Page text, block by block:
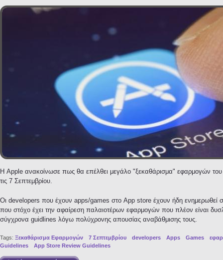
Η Apple ανακοίνωσε πως θα επέλθει μεγάλο "ξεκαθάρισμα" εφαρμογών
τις 7 Σεπτεμβρίου.
Οι developers που έχουν apps/games στο App store έχουν ήδη ενημερωθεί
που στόχο έχει την αφαίρεση παλαιοτέρων εφαρμογών που πλέον είναι
σύγχρονα guidlines λόγω πολύχρονης απουσίας αναβάθμισης τους.
Tags: Ξεκαθάρισμα Εφαρμογών 7 Σεπτεμβρίου developers Apps Games
Guidelines
App Store Review Guidelines